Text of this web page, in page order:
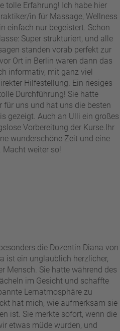
tolle Erfahrung! Ich habe hier
in für Massage, Wellness
einfach nur begeistert. Schon
Super strukturiert, und alle
standen vorab perfekt zur
Ort in Berlin waren dann das
informativ, mit ganz viel
Hilfestellung. Ein riesiges
Durchführung! Sie hatte
uns und hat uns die besten
gezeigt. Auch an Ulli ein großes
Vorbereitung der Kurse. ​Ihr
wunderschöne Zeit und eine
Macht weiter so!
die Dozentin Diana von
ist ein unglaublich herzlicher,
Mensch. Sie hatte während des
im Gesicht und schaffte
Lernatmosphäre zu
hat mich, wie aufmerksam sie
ist. Sie merkte sofort, wenn die
etwas müde wurden, und